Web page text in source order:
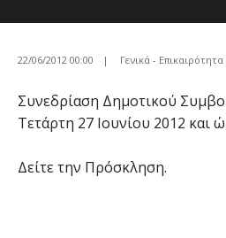
22/06/2012 00:00 | Γενικά - Επικαιρότητα
Συνεδρίαση Δημοτικού
Τετάρτη 27 Ιουνίου 2012 και
Δείτε την Πρόσκληση.